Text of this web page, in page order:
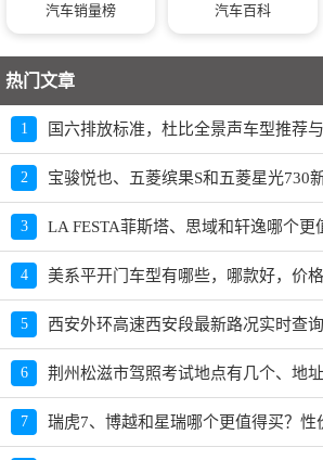
汽车销量榜 汽车百科
热门文章
1 国六排放标准，杜比全景声车型推荐
2
3
4 美系平开门车型有哪些，哪款好，价
5
6
7